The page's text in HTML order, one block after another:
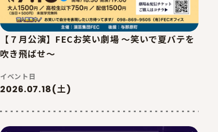
【７月公演】FECお笑い劇場 ～笑いで夏バテを
吹き飛ばせ～
イベント日
2026.07.18(土)